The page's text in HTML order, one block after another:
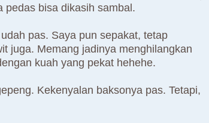
pedas bisa dikasih sambal.
pas. Saya pun sepakat, tetap
juga. Memang jadinya menghilangkan
kuah yang pekat hehehe.
Kekenyalan baksonya pas. Tetapi,